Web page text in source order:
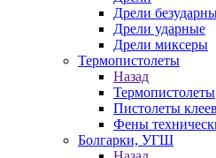
Дрели
Дрели ударные
Дрели миксеры
Термопистолеты
Назад
Термопистолеты
Пистолеты
Фены
Болгарки, УГШ